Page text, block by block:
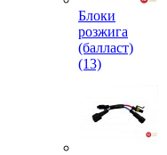
Блоки
розжига
(балласт)
(13)